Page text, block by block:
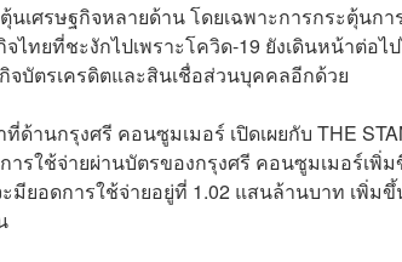
เศรษฐกิจหลายด้าน โดยเฉพาะการกระตุ้นกา
ไทยที่ชะงักไปเพราะโควิด-19 ยังเดินหน้าต่อไ
บัตรเครดิตและสินเชื่อส่วนบุคคลอีกด้วย
นกรุงศรี คอนซูมเมอร์ เปิดเผยกับ THE
รใช้จ่ายผ่านบัตรของกรุงศรี คอนซูมเมอร์เพิ่
มียอดการใช้จ่ายอยู่ที่ 1.02 แสนล้านบาท เพิ่ม